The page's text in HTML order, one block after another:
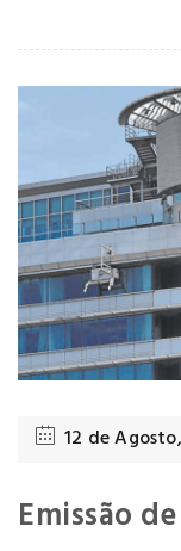
12 de
Emissão